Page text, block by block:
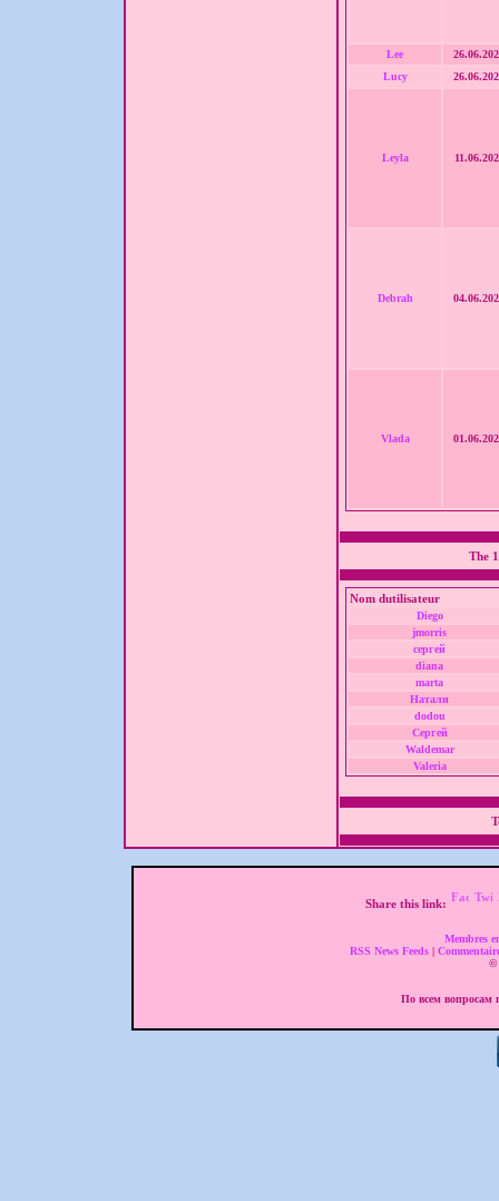
Lee
Lucy
Leyla
Debrah
Vlada
The
Nom dutilisateur
Diego
jmorris
сергей
diana
marta
Натали
dodou
Сергей
Waldemar
Valeria
Share this link:
Membres
RSS News Feeds |
©
По всем вопросам